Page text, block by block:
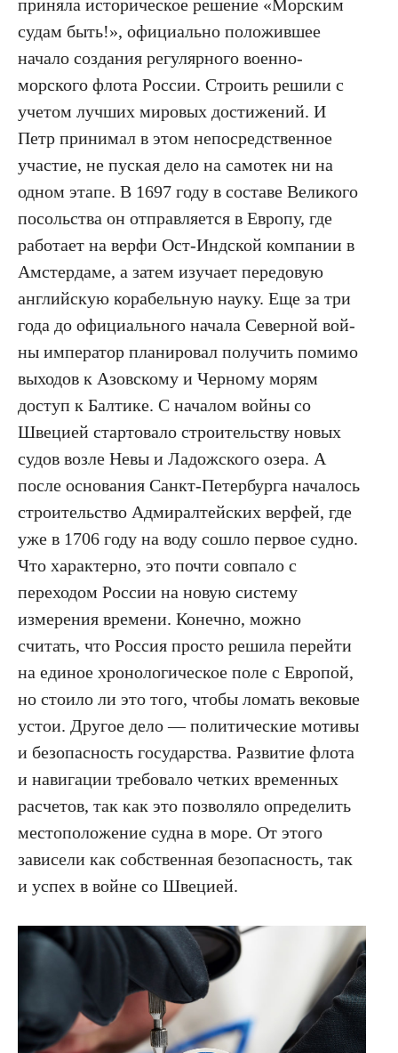
приняла историческое решение «Морским
судам быть!», официально положившее
начало создания регулярного военно-
морского флота России. Строить решили с
учетом лучших мировых достижений. И
Петр принимал в этом непосредственное
участие, не пуская дело на самотек ни на
одном этапе. В 1697 году в составе Великого
посольства он отправляется в Европу, где
работает на верфи Ост-Индской компании в
Амстердаме, а затем изучает передовую
английскую корабельную науку. Еще за три
года до официального начала Северной вой­
ны император планировал получить помимо
выходов к Азовскому и Черному морям
доступ к Балтике. С началом войны со
Швецией стартовало строительству новых
судов возле Невы и Ладожского озера. А
после основания Санкт-Петербурга началось
строительство Адмиралтейских верфей, где
уже в 1706 году на воду сошло первое судно.
Что характерно, это почти совпало с
переходом России на новую систему
измерения времени. Конечно, можно
считать, что Россия просто решила перейти
на единое хронологическое поле с Европой,
но стоило ли это того, чтобы ломать вековые
устои. Другое дело — политические мотивы
и безопасность государства. Развитие флота
и навигации требовало четких временных
расчетов, так как это позволяло определить
местоположение судна в море. От этого
зависели как собственная безо­пасность, так
и успех в войне со Швецией.